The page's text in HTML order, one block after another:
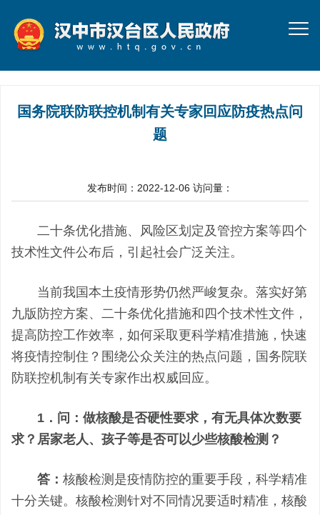
国务院联防联控机制有关专家回应防疫热点问
题
发布时间：2022-12-06 访问量：
二十条优化措施、风险区划定及管控方案等四个
技术性文件公布后，引起社会广泛关注。
当前我国本土疫情形势仍然严峻复杂。落实好第
九版防控方案、二十条优化措施和四个技术性文件，
提高防控工作效率，如何采取更科学精准措施，快速
将疫情控制住？围绕公众关注的热点问题，国务院联
防联控机制有关专家作出权威回应。
1．问：做核酸是否硬性要求，有无具体次数要
求？居家老人、孩子等是否可以少些核酸检测？
答： 核酸检测是疫情防控的重要手段，科学精准
十分关键。核酸检测针对不同情况要适时精准，核酸